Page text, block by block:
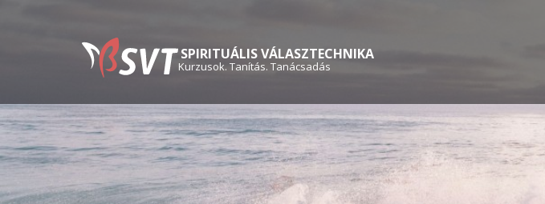
SPIRITUÁLIS VÁLASZTECHNIKA
Kurzusok. Tanítás. Tanácsadás